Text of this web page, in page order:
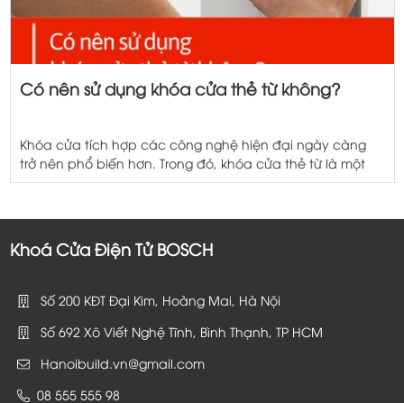
Có nên sử dụng khóa cửa thẻ từ không?
Khóa cửa tích hợp các công nghệ hiện đại ngày càng
trở nên phổ biến hơn. Trong đó, khóa cửa thẻ từ là một
trong những dòng khóa cửa thông minh lâu đời nhất
điều gì khiến chúng vẫn phổ biến giữa rất […]
Khoá Cửa Điện Tử BOSCH
Số 200 KĐT Đại Kim, Hoàng Mai, Hà Nội
Số 692 Xô Viết Nghệ Tĩnh, Bình Thạnh, TP HCM
Hanoibuild.vn@gmail.com
08 555 555 98